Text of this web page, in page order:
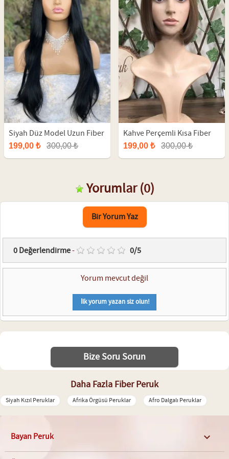
Siyah Düz Model Uzun Fiber
Peruk
199,00 ₺ 300,00 ₺
Kahve Perçemli Kısa Fiber
Peruk
199,00 ₺ 300,00 ₺
Yorumlar(0)
Bir Yorum Yaz
0Değerlendirme- 0/5
Yorum mevcut değil
İlk yorum yazan siz olun!
Bize Soru Sorun
Daha Fazla Fiber Peruk
Siyah Kızıl Peruklar Afrika Örgüsü Peruklar Afro Dalgalı Peruklar
Bayan Peruk 